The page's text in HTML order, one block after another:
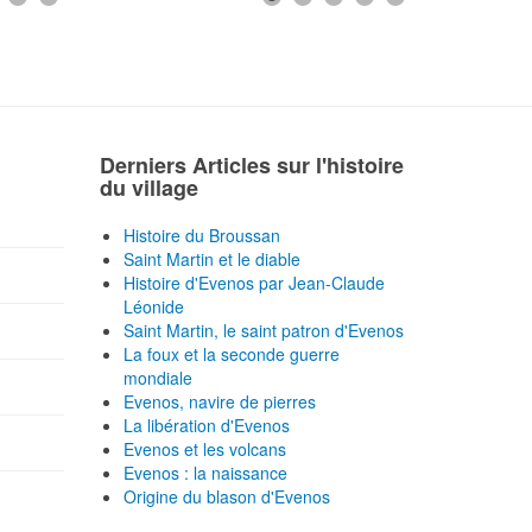
Derniers Articles sur l'histoire
du village
Histoire du Broussan
Saint Martin et le diable
Histoire d'Evenos par Jean-Claude
Léonide
Saint Martin, le saint patron d'Evenos
La foux et la seconde guerre
mondiale
Evenos, navire de pierres
La libération d'Evenos
Evenos et les volcans
Evenos : la naissance
Origine du blason d'Evenos